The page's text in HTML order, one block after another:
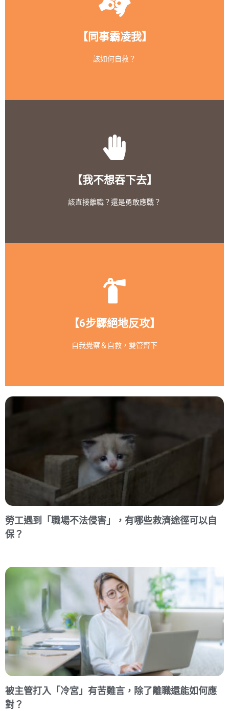
【同事霸凌我】
該如何自救？
面對「職場霸凌」時有數種自救方法，選擇隱忍絕對無法
3個自救方式？
【我不想吞下去】
該直接離職？還是勇敢應戰？
小編劃重點：
霸凌者不值得敬重，別讓自我價值被他們偏頗的意見所貶
我該怎麼做？
【6步驟絕地反攻】
自我覺察＆自救，雙管齊下
職涯診所Podcast：
勞工遇到「職場不法侵害」，有哪些救濟途徑可以自
保？
被主管打入「冷宮」有苦難言，除了離職還能如何應
對？